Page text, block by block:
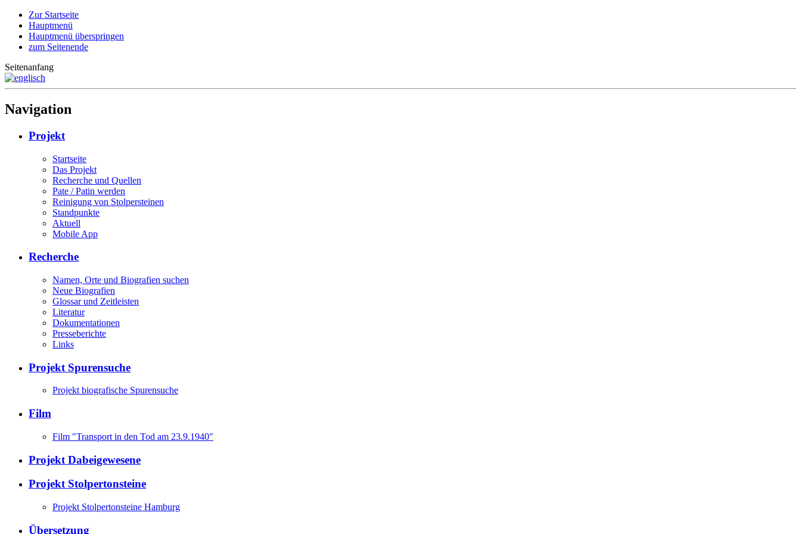
Zur Startseite
Hauptmenü
Hauptmenü überspringen
zum Seitenende
Seitenanfang
Navigation
Projekt
Startseite
Das Projekt
Recherche und Quellen
Pate / Patin werden
Reinigung von Stolpersteinen
Standpunkte
Aktuell
Mobile App
Recherche
Namen, Orte und Biografien suchen
Neue Biografien
Glossar und Zeitleisten
Literatur
Dokumentationen
Presseberichte
Links
Projekt Spurensuche
Projekt biografische Spurensuche
Film
Film "Transport in den Tod am 23.9.1940"
Projekt Dabeigewesene
Projekt Stolpertonsteine
Projekt Stolpertonsteine Hamburg
Übersetzung